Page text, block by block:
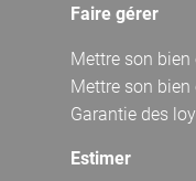
Faire gérer
Mettre son
Mettre son bien
Garantie des
Estimer